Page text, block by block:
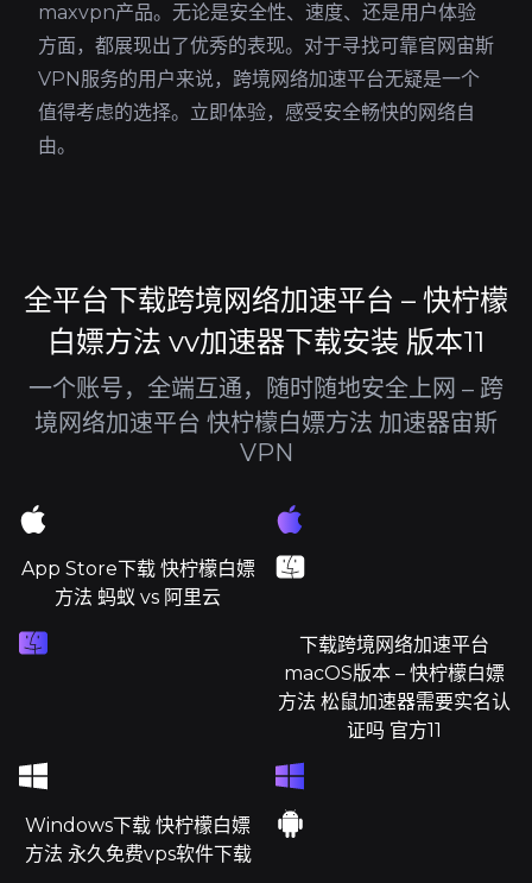
maxvpn产品。无论是安全性、速度、还是用户体验
方面，都展现出了优秀的表现。对于寻找可靠官网宙斯
VPN服务的用户来说，跨境网络加速平台无疑是一个
值得考虑的选择。立即体验，感受安全畅快的网络自
由。
全平台下载跨境网络加速平台 – 快柠檬
白嫖方法 vv加速器下载安装 版本11
一个账号，全端互通，随时随地安全上网 – 跨
境网络加速平台 快柠檬白嫖方法 加速器宙斯
VPN
App Store下载 快柠檬白嫖
方法 蚂蚁 vs 阿里云
下载跨境网络加速平台
macOS版本 – 快柠檬白嫖
方法 松鼠加速器需要实名认
证吗 官方11
Windows下载 快柠檬白嫖
方法 永久免费vps软件下载